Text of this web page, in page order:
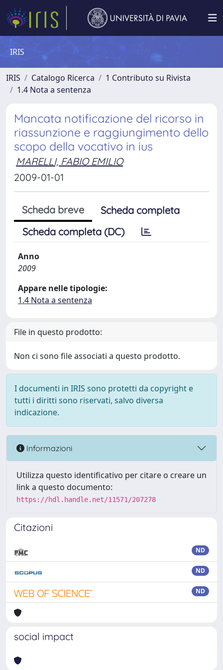
IRIS
IRIS Catalogo Ricerca
1 Contributo su Rivista
1.4 Nota a sentenza
Mancata notificazione del ricorso in
riassunzione e raggiungimento dello
scopo della vocativo in ius
MARELLI, FABIO EMILIO
2009-01-01
Scheda breve
Scheda completa
Scheda completa (DC)
Anno
2009
Appare nelle tipologie:
1.4 Nota a sentenza
File in questo prodotto:
Non ci sono file associati a questo prodotto.
I documenti in IRIS sono protetti da copyright e
tutti i diritti sono riservati, salvo diversa
indicazione.
Informazioni
Utilizza questo identificativo per citare o creare un
link a questo documento:
https://hdl.handle.net/11571/207278
Citazioni
ND
ND
ND
social impact